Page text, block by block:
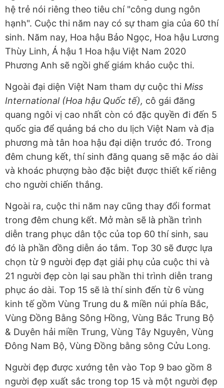
hệ trẻ nói riêng theo tiêu chí "công dung ngôn
hạnh". Cuộc thi năm nay có sự tham gia của 60 thí
sinh. Năm nay, Hoa hậu Bảo Ngọc, Hoa hậu Lương
Thùy Linh, Á hậu 1 Hoa hậu Việt Nam 2020
Phương Anh sẽ ngồi ghế giám khảo cuộc thi.
Ngoài đại diện Việt Nam tham dự cuộc thi Miss
International (Hoa hậu Quốc tế), cô gái đăng
quang ngôi vị cao nhất còn có đặc quyền đi đến 5
quốc gia để quảng bá cho du lịch Việt Nam và địa
phương mà tân hoa hậu đại diện trước đó. Trong
đêm chung kết, thí sinh đăng quang sẽ mặc áo dài
và khoác phượng bào đặc biệt được thiết kế riêng
cho người chiến thắng.
Ngoài ra, cuộc thi năm nay cũng thay đổi format
trong đêm chung kết. Mở màn sẽ là phần trình
diễn trang phục dân tộc của top 60 thí sinh, sau
đó là phần đồng diễn áo tắm. Top 30 sẽ được lựa
chọn từ 9 người đẹp đạt giải phụ của cuộc thi và
21 người đẹp còn lại sau phần thi trình diễn trang
phục áo dài. Top 15 sẽ là thí sinh đến từ 6 vùng
kinh tế gồm Vùng Trung du & miền núi phía Bắc,
Vùng Đồng Bằng Sông Hồng, Vùng Bắc Trung Bộ
& Duyên hải miền Trung, Vùng Tây Nguyên, Vùng
Đông Nam Bộ, Vùng Đồng bằng sông Cửu Long.
Người đẹp được xướng tên vào Top 9 bao gồm 8
người đẹp xuất sắc trong top 15 và một người đẹp